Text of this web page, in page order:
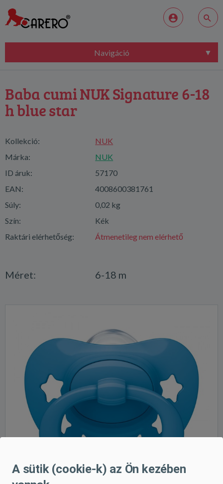
Navigáció
Baba cumi NUK Signature 6-18
h blue star
Kollekció:
NUK
Márka:
NUK
ID áruk:
57170
EAN:
4008600381761
Súly:
0,02 kg
Szín:
Kék
Raktári elérhetőség:
Átmenetileg nem elérhető
Méret: 6-18 m
A sütik (cookie-k) az Ön kezében